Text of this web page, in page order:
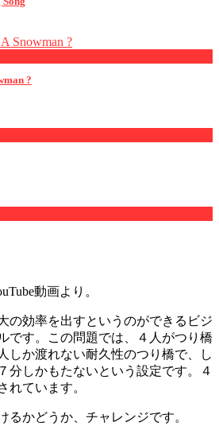
?
動画より。
の効率を出すというのができるビジ
です。この問題では、４人がつり橋
しか渡れない耐久性のつり橋で、し
分しかもたないという設定です。４
れています。
るかどうか、チャレンジです。